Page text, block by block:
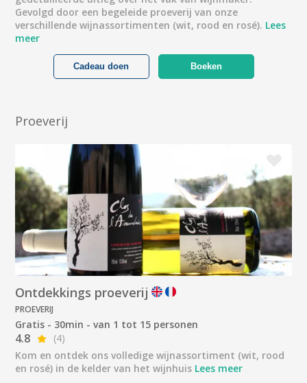
Gevolgd door een begeleide proeverij van onze
verschillende wijnassortimenten (wit, rood en rosé). Lees
meer
Boeken
Cadeau doen
Proeverij
Ontdekkings proeverij
PROEVERIJ
Gratis - 30min - van 1 tot 15 personen
4.8
(4)
Kom en ontdek ons volledige wijnassortiment (wit, rood
en rosé) in de kelder van het wijnhuis Lees meer